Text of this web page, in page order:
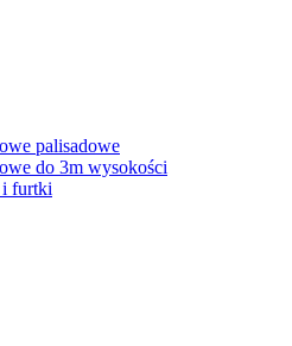
palisadowe
do 3m wysokości
furtki